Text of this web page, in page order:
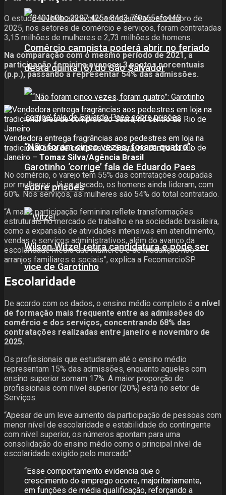
Comércio campista poderá abrir no feriado
desta quinta (6) do São Salvador
“Não foram cinco vezes, foram quatro”:
Garotinho ‘corrige’ fala de Eduardo Paes
sobre prisões
Wilson Witzel retira candidatura e pode ser
vice de Garotinho
O estudo revelou ainda que, entre janeiro e novembro de
2025, nos setores de comércio e serviços, foram contratadas
3,15 milhões de mulheres e 2,73 milhões de homens.
Na comparação com o mesmo período de 2021, a
participação feminina avançou 3 pontos porcentuais
(p.p.), passando a representar 54% das admissões.
Vendedora entrega fragrâncias aos pedestres em loja na
tradicional área de compras do Saara, no centro do Rio de
Janeiro – Tomaz Silva/Agência Brasil
No comércio, o varejo tem 55% das contratações ocupadas
por mulheres. Já no atacado, os homens ainda lideram, com
60%. Nos serviços, as mulheres são 54% do total contratado.
“A maior participação feminina reflete transformações
estruturais no mercado de trabalho e na sociedade brasileira,
como a expansão de atividades intensivas em atendimento,
vendas e serviços administrativos, além do avanço da
escolaridade média das mulheres e de mudanças nos
arranjos familiares e sociais”, explica a FecomercioSP.
Escolaridade
De acordo com os dados, o ensino médio completo é o nível
de formação mais frequente entre as admissões do
comércio e dos serviços, concentrando 68% das
contratações realizadas entre janeiro e novembro de
2025.
Os profissionais que estudaram até o ensino médio
representam 15% das admissões, enquanto aqueles com
ensino superior somam 17%. A maior proporção de
profissionais com nível superior (20%) está no setor de
Serviços.
“Apesar de um leve aumento da participação de pessoas com
menor nível de escolaridade e estabilidade do contingente
com nível superior, os números apontam para uma
consolidação do ensino médio como o principal nível de
escolaridade exigido pelo mercado”.
“Esse comportamento evidencia que o
crescimento do emprego ocorre, majoritariamente,
em funções de média qualificação, reforçando a